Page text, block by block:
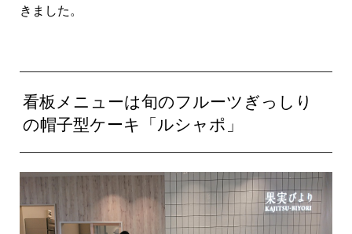
きました。
看板メニューは旬のフルーツぎっしり
の帽子型ケーキ「ルシャポ」